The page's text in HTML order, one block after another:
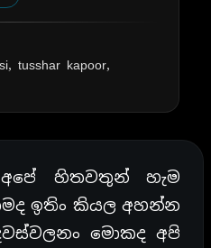
tusshar kapoor,
හිතවතුන් හැම
ඉතිං කියල අහන්න
මොකද අපි